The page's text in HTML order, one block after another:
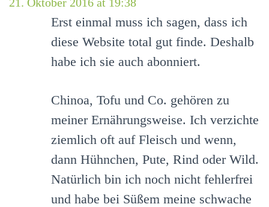
Erst einmal muss ich sagen, dass ich
diese Website total gut finde. Deshalb
habe ich sie auch abonniert.
Chinoa, Tofu und Co. gehören zu
meiner Ernährungsweise. Ich verzichte
ziemlich oft auf Fleisch und wenn,
dann Hühnchen, Pute, Rind oder Wild.
Natürlich bin ich noch nicht fehlerfrei
und habe bei Süßem meine schwache